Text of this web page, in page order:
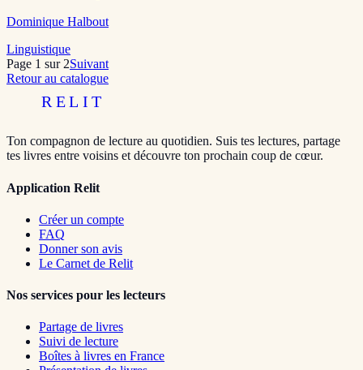
Dominique Halbout
Linguistique
Page 1 sur 2Suivant
Retour au catalogue
RELIT
Ton compagnon de lecture au quotidien. Suis tes lectures, partage
tes livres entre voisins et découvre ton prochain coup de cœur.
Application Relit
Créer un compte
FAQ
Donner son avis
Le Carnet de Relit
Nos services pour les lecteurs
Partage de livres
Suivi de lecture
Boîtes à livres en France